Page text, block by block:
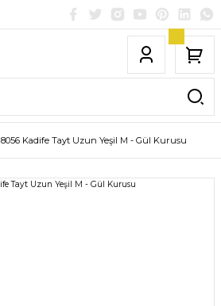
8056 Kadife Tayt Uzun Yeşil M - Gül Kurusu